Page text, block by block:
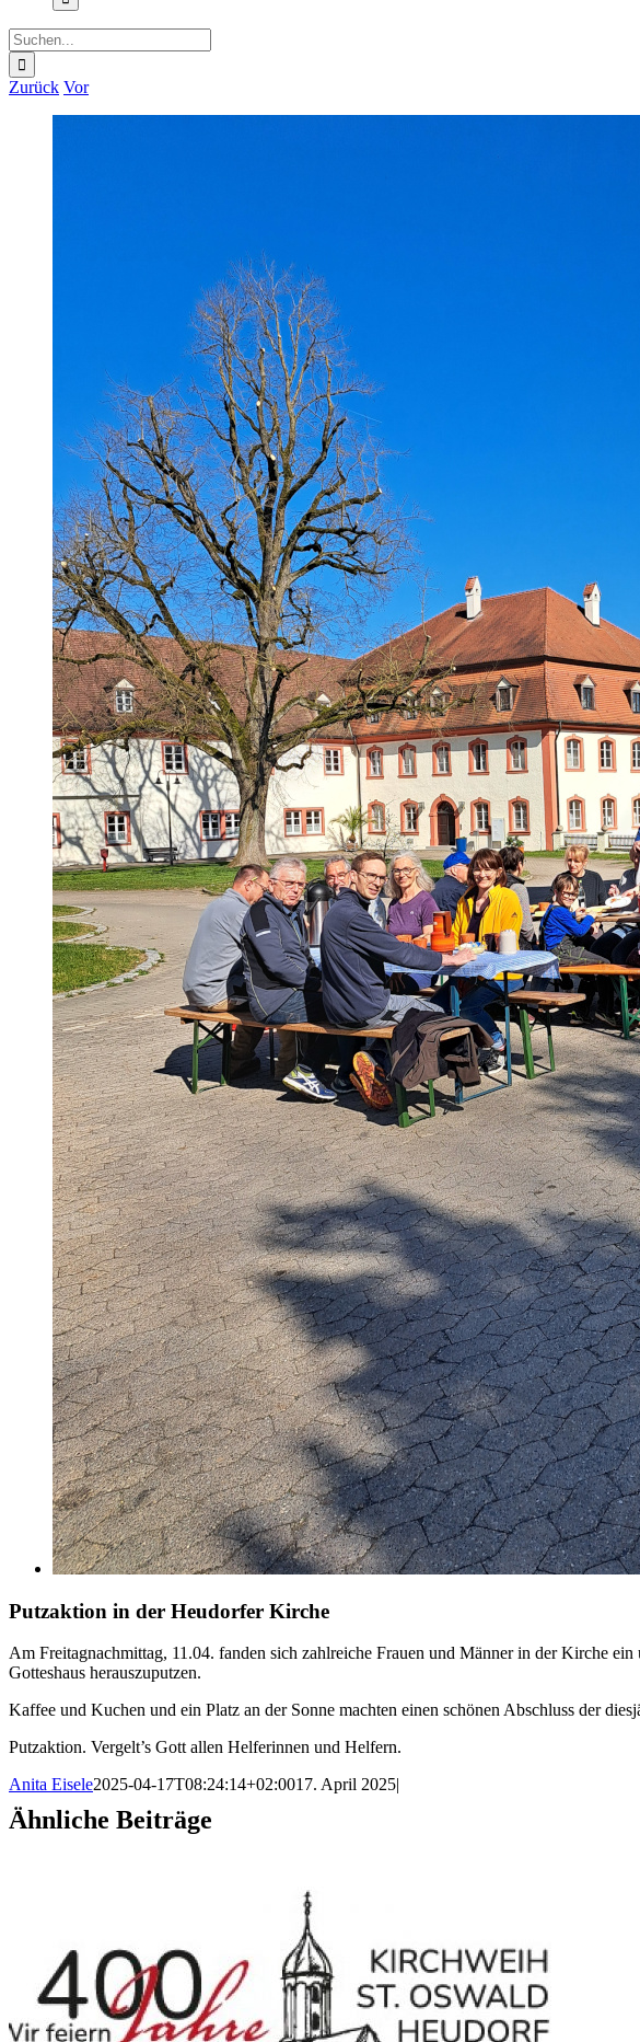
Suche
nach:
Zurück Vor
Putzaktion in der Heudorfer Kirche
Am Freitagnachmittag, 11.04. fanden sich zahlreiche Frauen und Männer in der Kirche
Gotteshaus herauszuputzen.
Kaffee und Kuchen und ein Platz an der Sonne machten einen schönen Abschluss der
Putzaktion. Vergelt’s Gott allen Helferinnen und Helfern.
Anita Eisele2025-04-17T08:24:14+02:0017. April 2025|
Ähnliche Beiträge